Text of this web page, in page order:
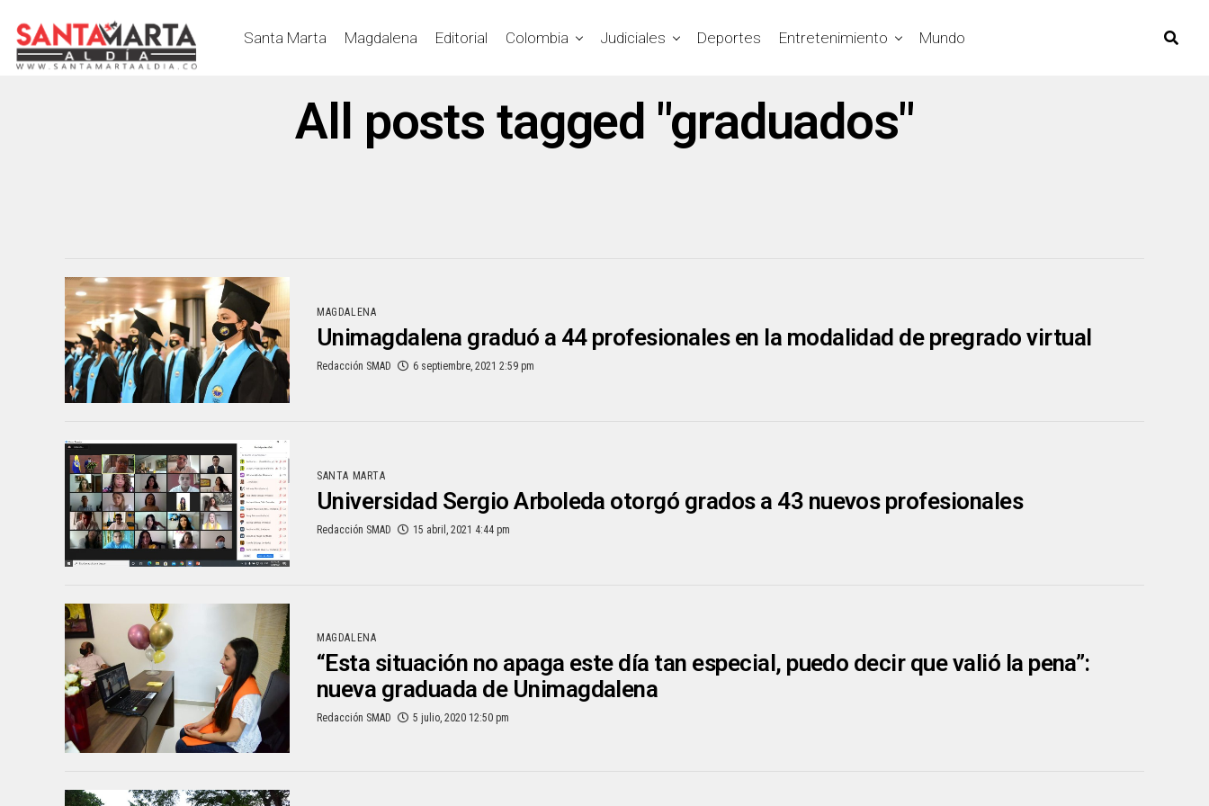
Santa Marta Magdalena Editorial Colombia Judiciales Deportes Entretenimiento Mundo
All posts tagged "graduados"
MAGDALENA
Unimagdalena graduó a 44 profesionales en la modalidad de pregrado virtual
Redacción SMAD 6 septiembre, 2021 2:59 pm
SANTA MARTA
Universidad Sergio Arboleda otorgó grados a 43 nuevos profesionales
Redacción SMAD 15 abril, 2021 4:44 pm
MAGDALENA
“Esta situación no apaga este día tan especial, puedo decir que valió la pena”:
nueva graduada de Unimagdalena
Redacción SMAD 5 julio, 2020 12:50 pm